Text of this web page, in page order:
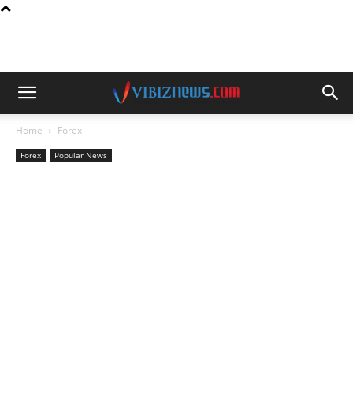
Home Forex
Forex Popular News